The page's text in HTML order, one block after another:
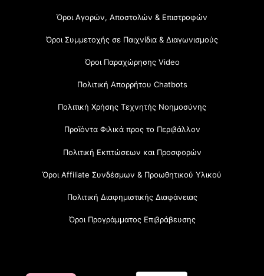
Όροι Αγορών, Αποστολών & Επιστροφών
Όροι Συμμετοχής σε Παιχνίδια & Διαγωνισμούς
Όροι Παραχώρησης Video
Πολιτική Απορρήτου Chatbots
Πολιτική Χρήσης Τεχνητής Νοημοσύνης
Προϊόντα Φιλικά προς το Περιβάλλον
Πολιτική Εκπτώσεων και Προσφορών
Όροι Affiliate Συνδέσμων & Προωθητικού Υλικού
Πολιτική Διαφημιστικής Διαφάνειας
Όροι Προγράμματος Επιβράβευσης